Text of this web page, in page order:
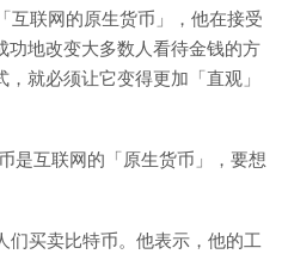
互联网的原生货币」，他在接受
功地改变大多数人看待金钱的方
就必须让它变得更加「直观」
是互联网的「原生货币」，要想
们买卖比特币。他表示，他的工